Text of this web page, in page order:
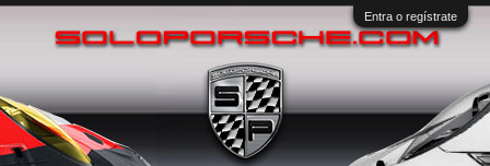
Entra o regístrate